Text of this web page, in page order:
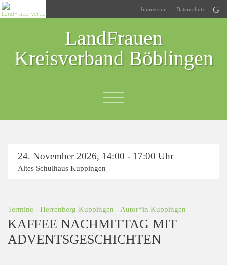
Impressum Datenschutz
LandFrauen
Kreisverband Böblingen
24. November 2026, 14:00 - 17:00 Uhr
Altes Schulhaus Kuppingen
Termine - Herrenberg-Kuppingen - Autor*in Kuppingen
KAFFEE NACHMITTAG MIT
ADVENTSGESCHICHTEN